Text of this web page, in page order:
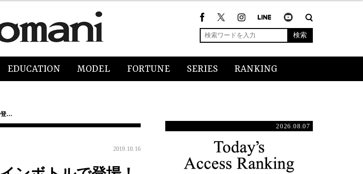
検索
EDUCATION MODEL FORTUNE SERIES RANKING
登…
2019.10.16
2026.08.07